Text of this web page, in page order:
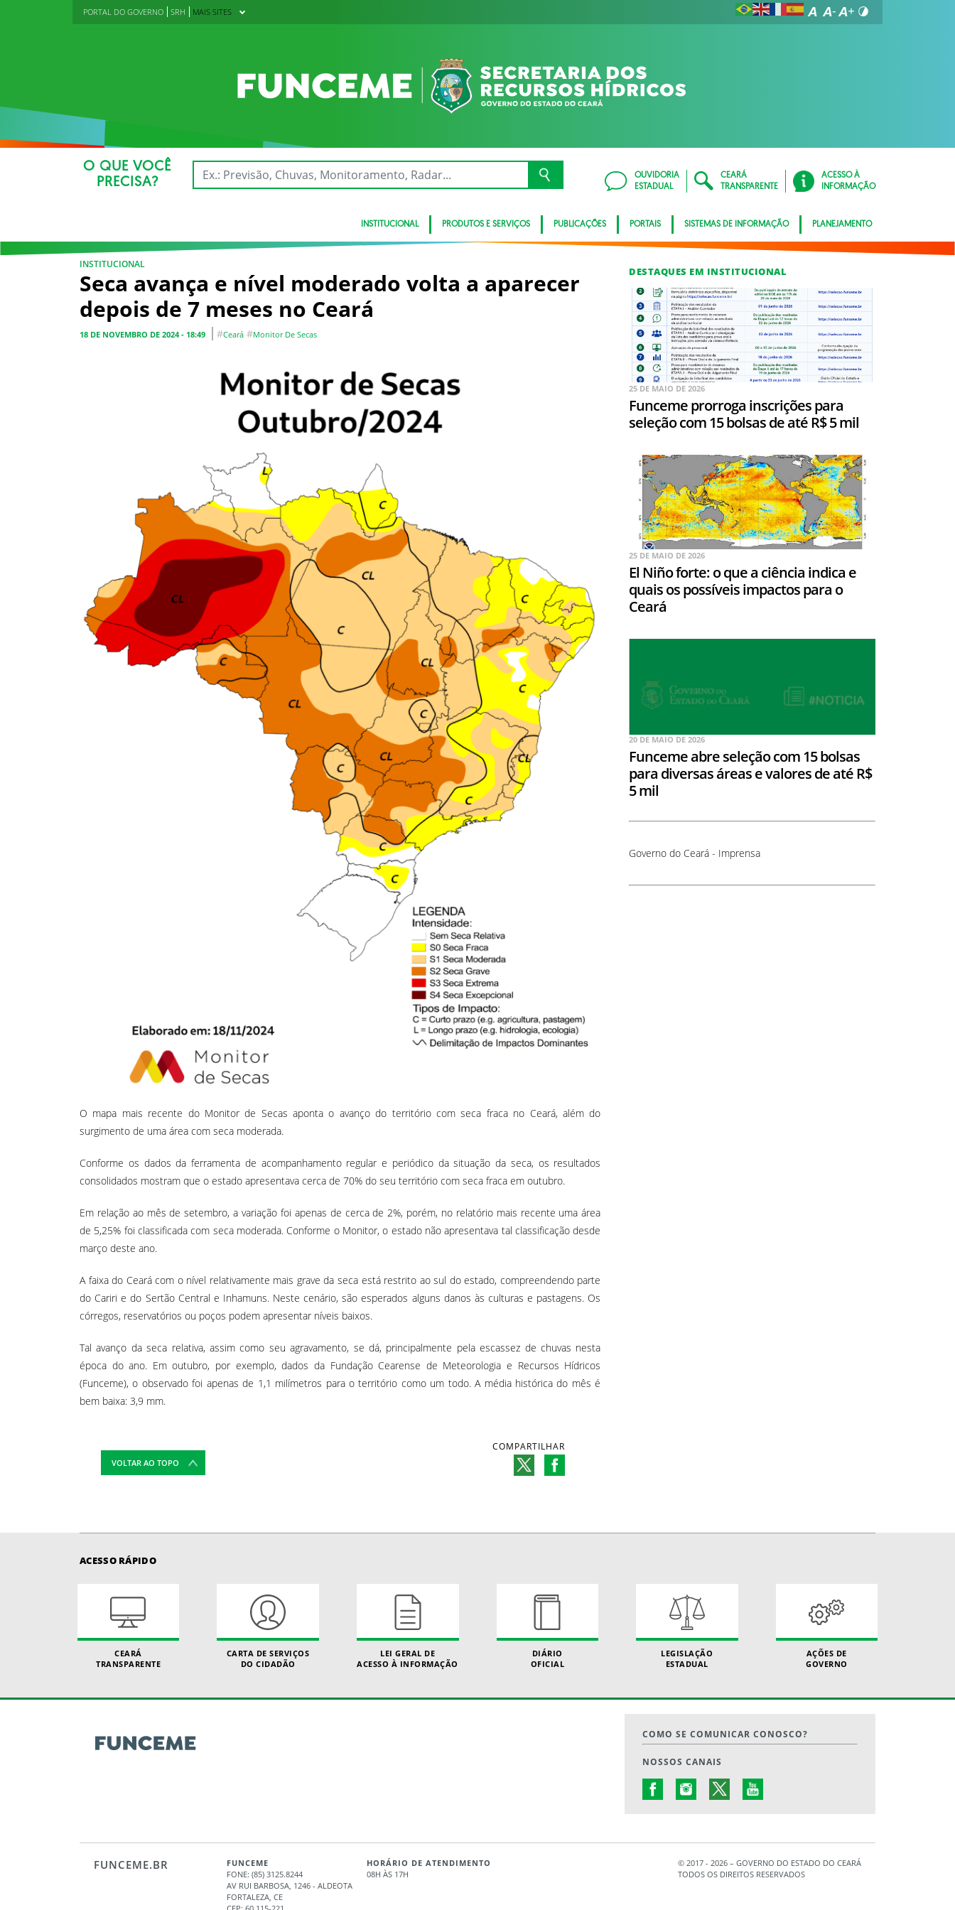
PORTAL DO GOVERNO SRH MAIS SITES
O QUE VOCÊ
PRECISA?
OUVIDORIA
ESTADUAL
CEARÁ
TRANSPARENTE
ACESSO À
INFORMAÇÃO
INSTITUCIONAL PRODUTOS E SERVIÇOS PUBLICAÇÕES PORTAIS SISTEMAS DE INFORMAÇÃO PLANEJAMENTO
INSTITUCIONAL
Seca avança e nível moderado volta a aparecer
depois de 7 meses no Ceará
18 DE NOVEMBRO DE 2024 - 18:49 #Ceará #Monitor De Secas
O mapa mais recente do Monitor de Secas aponta o avanço do território com seca fraca no Ceará, além do
surgimento de uma área com seca moderada.
Conforme os dados da ferramenta de acompanhamento regular e periódico da situação da seca, os resultados
consolidados mostram que o estado apresentava cerca de 70% do seu território com seca fraca em outubro.
Em relação ao mês de setembro, a variação foi apenas de cerca de 2%, porém, no relatório mais recente uma área
de 5,25% foi classificada com seca moderada. Conforme o Monitor, o estado não apresentava tal classificação desde
março deste ano.
A faixa do Ceará com o nível relativamente mais grave da seca está restrito ao sul do estado, compreendendo parte
do Cariri e do Sertão Central e Inhamuns. Neste cenário, são esperados alguns danos às culturas e pastagens. Os
córregos, reservatórios ou poços podem apresentar níveis baixos.
Tal avanço da seca relativa, assim como seu agravamento, se dá, principalmente pela escassez de chuvas nesta
época do ano. Em outubro, por exemplo, dados da Fundação Cearense de Meteorologia e Recursos Hídricos
(Funceme), o observado foi apenas de 1,1 milímetros para o território como um todo. A média histórica do mês é
bem baixa: 3,9 mm.
VOLTAR AO TOPO
COMPARTILHAR
DESTAQUES EM INSTITUCIONAL
25 DE MAIO DE 2026
Funceme prorroga inscrições para
seleção com 15 bolsas de até R$ 5 mil
25 DE MAIO DE 2026
El Niño forte: o que a ciência indica e
quais os possíveis impactos para o
Ceará
20 DE MAIO DE 2026
Funceme abre seleção com 15 bolsas
para diversas áreas e valores de até R$
5 mil
Governo do Ceará - Imprensa
ACESSO RÁPIDO
CEARÁ
TRANSPARENTE
CARTA DE SERVIÇOS
DO CIDADÃO
LEI GERAL DE
ACESSO À INFORMAÇÃO
DIÁRIO
OFICIAL
LEGISLAÇÃO
ESTADUAL
AÇÕES DE
GOVERNO
COMO SE COMUNICAR CONOSCO?
NOSSOS CANAIS
FUNCEME.BR
FUNCEME
FONE: (85) 3125.8244
AV RUI BARBOSA, 1246 - ALDEOTA
FORTALEZA, CE
HORÁRIO DE ATENDIMENTO
08H ÀS 17H
© 2017 - 2026 – GOVERNO DO ESTADO DO CEARÁ
TODOS OS DIREITOS RESERVADOS